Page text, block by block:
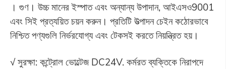
। গুণ। উচ্চ মানের ইস্পাত এবং অন্যান্য উপাদান, আইএসও9001
এবং সিই প্রত্যয়িত চয়ন করুন। প্রতিটি উত্পাদন চেইন কঠোরভাবে
নিশ্চিত পণ্যগুলি নির্ভরযোগ্য এবং টেকসই করতে নিয়ন্ত্রিত হয়।
√ সুরক্ষা: কন্ট্রোল ভোল্টেজ DC24V. কর্মরত ব্যক্তিকে নিরাপদে